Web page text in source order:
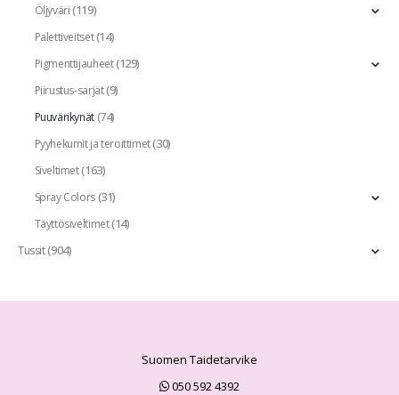
Öljyväri(119)
Palettiveitset(14)
Pigmenttijauheet(129)
Piirustus-sarjat(9)
Puuvärikynät(74)
Pyyhekumit ja teroittimet(30)
Siveltimet(163)
Spray Colors(31)
Täyttösiveltimet(14)
Tussit(904)
Suomen Taidetarvike
050 592 4392